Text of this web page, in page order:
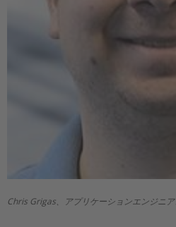
Chris Grigas、アプリケーションエンジニア